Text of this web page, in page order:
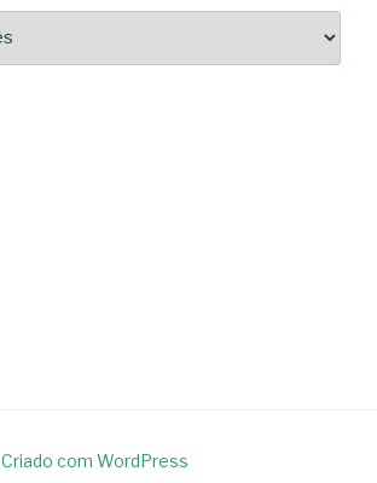
Criado com WordPress